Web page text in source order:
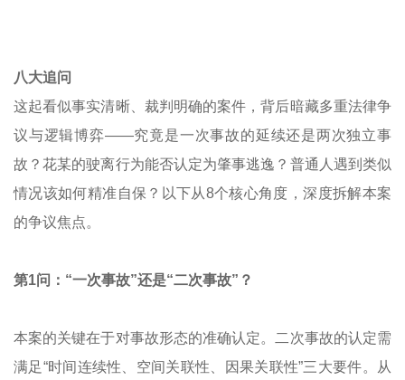
八大追问
这起看似事实清晰、裁判明确的案件，背后暗藏多重法律争
议与逻辑博弈——究竟是一次事故的延续还是两次独立事
故？花某的驶离行为能否认定为肇事逃逸？普通人遇到类似
情况该如何精准自保？以下从8个核心角度，深度拆解本案
的争议焦点。
第1问：“一次事故”还是“二次事故”？
本案的关键在于对事故形态的准确认定。二次事故的认定需
满足“时间连续性、空间关联性、因果关联性”三大要件。从